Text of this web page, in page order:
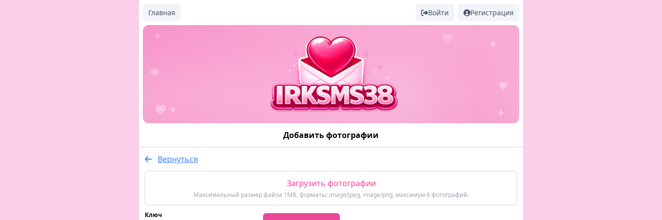
Главная Войти Регистрация
Добавить фотографии
Вернуться
Загрузить фотографии
Максимальный размер файла 1MB, форматы: image/jpeg, image/png, максимум 6 фотографий.
Ключ